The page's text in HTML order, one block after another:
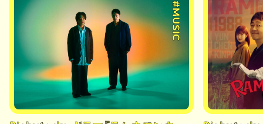
#MUSIC